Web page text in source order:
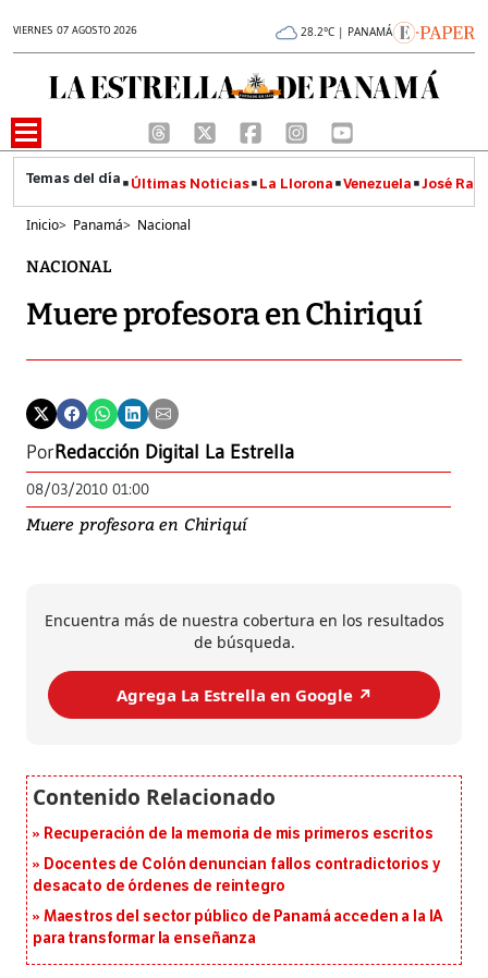
VIERNES 07 AGOSTO 2026 28.2°C | PANAMÁ
Últimas Noticias La Llorona Venezuela José
Inicio> Panamá> Nacional
NACIONAL
Muere profesora en Chiriquí
PorRedacción Digital La Estrella
08/03/2010 01:00
Muere profesora en Chiriquí
Encuentra más de nuestra cobertura en los resultados
de búsqueda.
Agrega La Estrella en Google ↗️
Recuperación de la memoria de mis primeros escritos
Docentes de Colón denuncian fallos contradictorios y
desacato de órdenes de reintegro
Maestros del sector público de Panamá acceden a la IA
para transformar la enseñanza